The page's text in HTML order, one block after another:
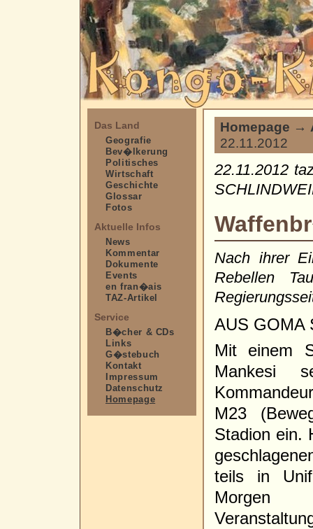
Das Land
Geografie
Bev�lkerung
Politisches
Wirtschaft
Geschichte
Glossar
Fotos
Aktuelle Infos
News
Kommentar
Dokumente
Events
en fran�ais
TAZ-Artikel
Service
B�cher & CDs
Links
G�stebuch
Kontakt
Impressum
Datenschutz
Homepage
Homepage →
22.11.2012
22.11.2012
Nach ihrer
Rebellen
AUS GOMA
Mit einem
Mankesi
M23
Stadion ein.
teils in
Morgen